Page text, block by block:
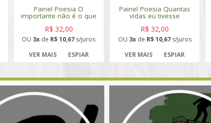
Painel Poesia O
importante não é o que
R$ 32,00
OU 3x de R$ 10,67 s/juros
VER MAIS
ESPIAR
Painel Poesia Quantas
vidas eu tivesse
R$ 32,00
OU 3xde R$ 10,67s/juros
VER MAIS
ESPIAR